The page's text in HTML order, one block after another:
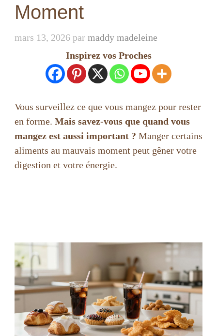
Moment
mars 13, 2026 par maddy madeleine
Inspirez vos Proches
Vous surveillez ce que vous mangez pour rester
en forme. Mais savez-vous que quand vous
mangez est aussi important ? Manger certains
aliments au mauvais moment peut gêner votre
digestion et votre énergie.